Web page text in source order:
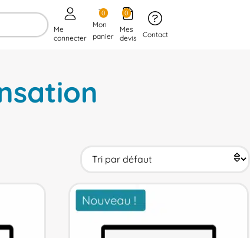
Me
connecter
Mon
panier
0 0
Mes
devis
Contact